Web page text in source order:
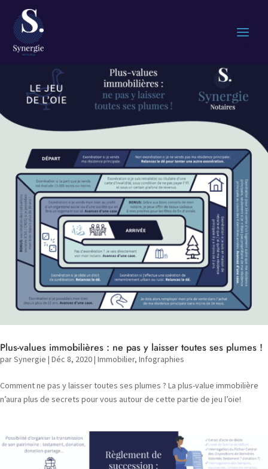
Plus-values immobilières : ne pas y laisser toutes ses plumes !
parSynergie | Déc 8, 2020| Immobilier, Infographies
Comment ne pas y laisser toutes ses plumes ? La plus-value immobilière
n’aura plus de secrets pour vous autour de cette partie de jeu l’oie!